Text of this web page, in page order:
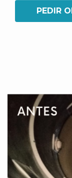
PEDIR